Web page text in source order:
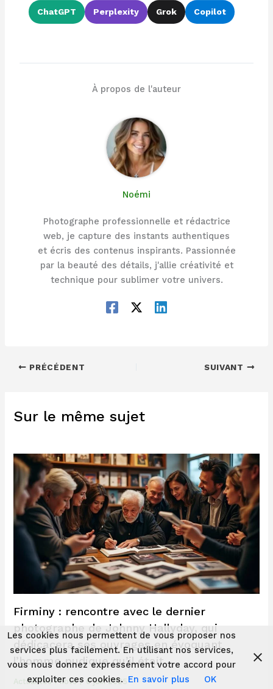
ChatGPT Perplexity Grok Copilot
À propos de l'auteur
Noémi
Photographe professionnelle et rédactrice
web, je capture des instants authentiques
et écris des contenus inspirants. Passionnée
par la beauté des détails, j'allie créativité et
technique pour sublimer votre univers.
PRÉCÉDENT SUIVANT
Sur le même sujet
Firminy : rencontre avec le dernier
photographe de Johnny Hallyday, qui
dédicacera ses ouvrages en évoquant
l’homme pudique qu’il était
Actualités Photo/ 6 juin 2025
Les cookies nous permettent de vous proposer nos
services plus facilement. En utilisant nos services,
vous nous donnez expressément votre accord pour
exploiter ces cookies. En savoir plus OK